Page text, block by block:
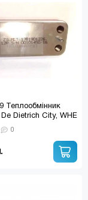
Теплообмінник
De Dietrich City, WHE
0